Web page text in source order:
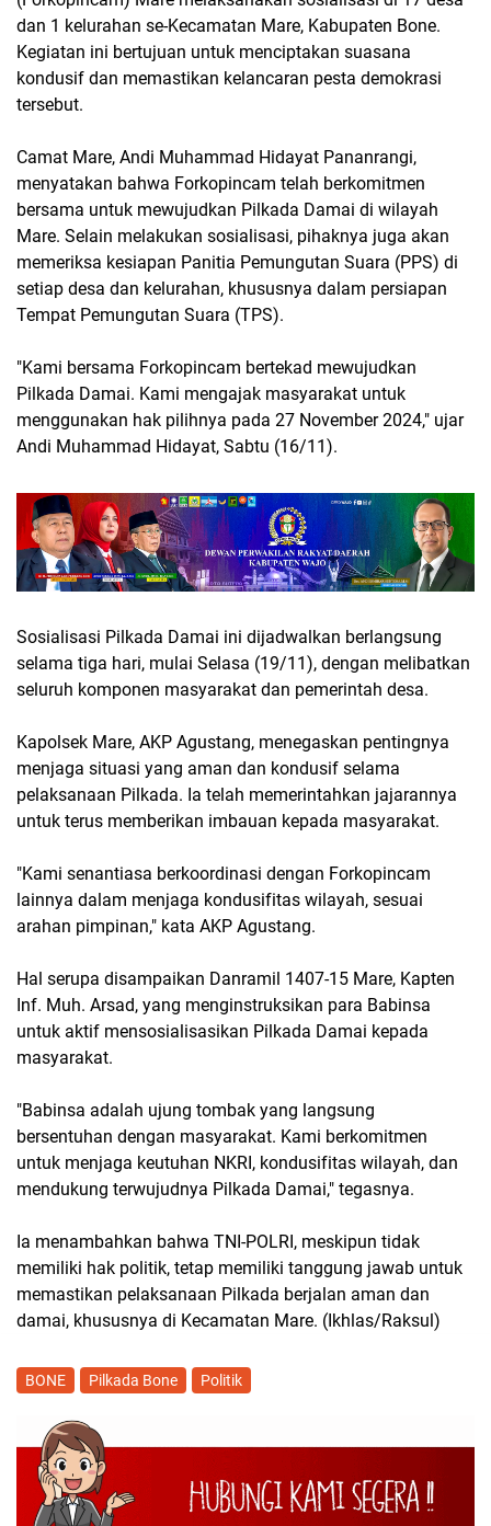
dan 1 kelurahan se-Kecamatan Mare, Kabupaten Bone.
Kegiatan ini bertujuan untuk menciptakan suasana
kondusif dan memastikan kelancaran pesta demokrasi
tersebut.
Camat Mare, Andi Muhammad Hidayat Pananrangi,
menyatakan bahwa Forkopincam telah berkomitmen
bersama untuk mewujudkan Pilkada Damai di wilayah
Mare. Selain melakukan sosialisasi, pihaknya juga akan
memeriksa kesiapan Panitia Pemungutan Suara (PPS) di
setiap desa dan kelurahan, khususnya dalam persiapan
Tempat Pemungutan Suara (TPS).
"Kami bersama Forkopincam bertekad mewujudkan
Pilkada Damai. Kami mengajak masyarakat untuk
menggunakan hak pilihnya pada 27 November 2024," ujar
Andi Muhammad Hidayat, Sabtu (16/11).
Sosialisasi Pilkada Damai ini dijadwalkan berlangsung
selama tiga hari, mulai Selasa (19/11), dengan melibatkan
seluruh komponen masyarakat dan pemerintah desa.
Kapolsek Mare, AKP Agustang, menegaskan pentingnya
menjaga situasi yang aman dan kondusif selama
pelaksanaan Pilkada. Ia telah memerintahkan jajarannya
untuk terus memberikan imbauan kepada masyarakat.
"Kami senantiasa berkoordinasi dengan Forkopincam
lainnya dalam menjaga kondusifitas wilayah, sesuai
arahan pimpinan," kata AKP Agustang.
Hal serupa disampaikan Danramil 1407-15 Mare, Kapten
Inf. Muh. Arsad, yang menginstruksikan para Babinsa
untuk aktif mensosialisasikan Pilkada Damai kepada
masyarakat.
"Babinsa adalah ujung tombak yang langsung
bersentuhan dengan masyarakat. Kami berkomitmen
untuk menjaga keutuhan NKRI, kondusifitas wilayah, dan
mendukung terwujudnya Pilkada Damai," tegasnya.
Ia menambahkan bahwa TNI-POLRI, meskipun tidak
memiliki hak politik, tetap memiliki tanggung jawab untuk
memastikan pelaksanaan Pilkada berjalan aman dan
damai, khususnya di Kecamatan Mare. (Ikhlas/Raksul)
BONE Pilkada Bone Politik